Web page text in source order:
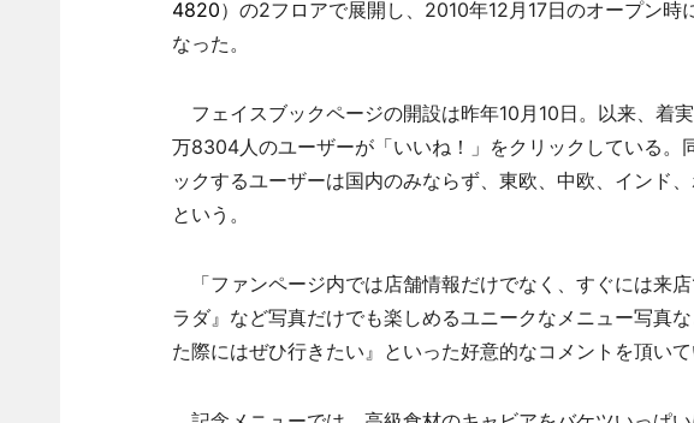
4820）の2フロアで展開し、2010年12月17日のオープン
なった。
フェイスブックページの開設は昨年10月10日。以来、着
万8304人のユーザーが「いいね！」をクリックしている。
ックするユーザーは国内のみならず、東欧、中欧、インド
という。
「ファンページ内では店舗情報だけでなく、すぐには来
ラダ』など写真だけでも楽しめるユニークなメニュー写真
た際にはぜひ行きたい』といった好意的なコメントを頂いて